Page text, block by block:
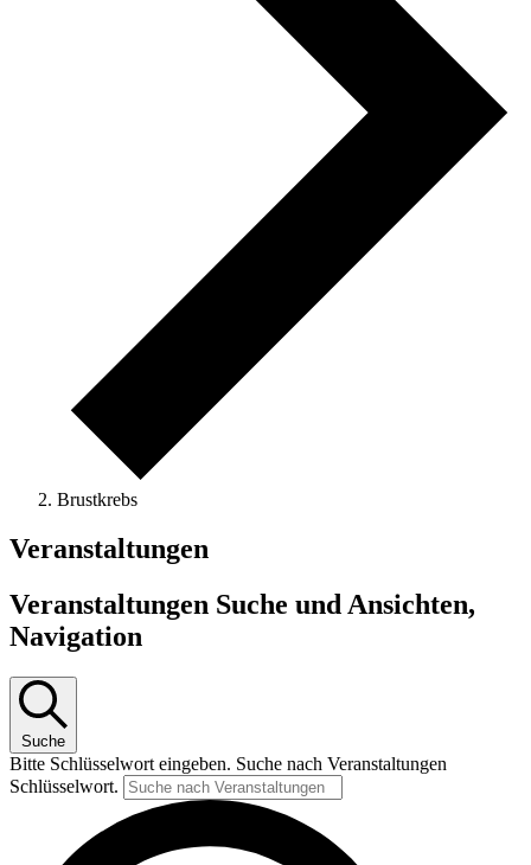
Brustkrebs
Veranstaltungen
Veranstaltungen Suche und Ansichten,
Navigation
Suche
Bitte Schlüsselwort eingeben. Suche nach Veranstaltungen
Schlüsselwort.